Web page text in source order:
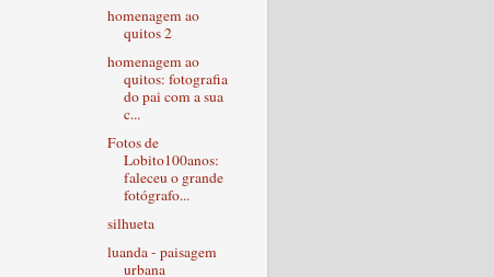
homenagem ao
quitos 2
homenagem ao
quitos: fotografia
do pai com a sua
c...
Fotos de
Lobito100anos:
faleceu o grande
fotógrafo...
silhueta
luanda - paisagem
urbana